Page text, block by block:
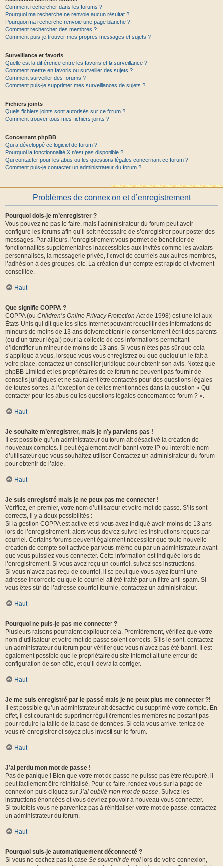
Comment rechercher dans les forums ?
Pourquoi ma recherche ne renvoie aucun résultat ?
Pourquoi ma recherche renvoie une page blanche ?!
Comment rechercher des membres ?
Comment puis-je trouver mes propres messages et sujets ?
Surveillance et favoris
Quelle est la différence entre les favoris et la surveillance ?
Comment mettre en favoris ou surveiller des sujets ?
Comment surveiller des forums ?
Comment puis-je supprimer mes surveillances de sujets ?
Fichiers joints
Quels fichiers joints sont autorisés sur ce forum ?
Comment trouver tous mes fichiers joints ?
Concernant phpBB
Qui a développé ce logiciel de forum ?
Pourquoi la fonctionnalité X n’est pas disponible ?
Qui contacter pour les abus ou les questions légales concernant ce forum ?
Comment puis-je contacter un administrateur du forum ?
Problèmes de connexion et d’enregistrement
Pourquoi dois-je m’enregistrer ?
Vous pouvez ne pas le faire, mais l’administrateur du forum peut avoir
configuré les forums afin qu’il soit nécessaire de s’enregistrer pour poster des
messages. Par ailleurs, l’enregistrement vous permet de bénéficier de
fonctionnalités supplémentaires inaccessibles aux invités comme les avatars
personnalisés, la messagerie privée, l’envoi de courriels aux autres membres,
l’adhésion à des groupes, etc. La création d’un compte est rapide et vivement
conseillée.
Haut
Que signifie COPPA ?
COPPA (ou Children’s Online Privacy Protection Actde 1998) est une loi aux
États-Unis qui dit que les sites Internet pouvant recueillir des informations de
mineurs de moins de 13 ans doivent obtenir le consentement écrit des parents
(ou d’un tuteur légal) pour la collecte de ces informations permettant
d’identifier un mineur de moins de 13 ans. Si vous n’êtes pas sûr que cela
s’applique à vous, lorsque vous vous enregistrez ou que quelqu’un le fait à
votre place, contactez un conseiller juridique pour obtenir son avis. Notez que
phpBB Limited et les propriétaires de ce forum ne peuvent pas fournir de
conseils juridiques et ne sauraient être contactés pour des questions légales
de toutes sortes, à l’exception de celles mentionnées dans la question « Qui
contacter pour les abus ou les questions légales concernant ce forum ? ».
Haut
Je souhaite m’enregistrer, mais je n’y parviens pas !
Il est possible qu’un administrateur du forum ait désactivé la création de
nouveaux comptes. Il peut également avoir banni votre IP ou interdit le nom
d’utilisateur que vous souhaitez utiliser. Contactez un administrateur du forum
pour obtenir de l’aide.
Haut
Je suis enregistré mais je ne peux pas me connecter !
Vérifiez, en premier, votre nom d’utilisateur et votre mot de passe. S’ils sont
corrects, il y a deux possibilités :
Si la gestion COPPA est active et si vous avez indiqué avoir moins de 13 ans
lors de l’enregistrement, alors vous devrez suivre les instructions reçues par
courriel. Certains forums peuvent également nécessiter que toute nouvelle
création de compte soit activée par vous-même ou par un administrateur avant
que vous puissiez vous connecter. Cette information est indiquée lors de
l’enregistrement. Si vous avez reçu un courriel, suivez ses instructions.
Si vous n’avez pas reçu de courriel, il se peut que vous ayez fourni une
adresse incorrecte ou que le courriel ait été traité par un filtre anti-spam. Si
vous êtes sûr de l’adresse courriel fournie, contactez un administrateur.
Haut
Pourquoi ne puis-je pas me connecter ?
Plusieurs raisons pourraient expliquer cela. Premièrement, vérifiez que votre
nom d’utilisateur et votre mot de passe soient corrects. S’ils le sont, contactez
un administrateur du forum pour vérifier que vous n’avez pas été banni. Il est
également possible que le propriétaire du site Internet ait une erreur de
configuration de son côté, et qu’il devra la corriger.
Haut
Je me suis enregistré par le passé mais je ne peux plus me connecter ?!
Il est possible qu’un administrateur ait désactivé ou supprimé votre compte. En
effet, il est courant de supprimer régulièrement les membres ne postant pas
pour réduire la taille de la base de données. Si cela vous arrive, tentez de
vous ré-enregistrer et soyez plus investi sur le forum.
Haut
J’ai perdu mon mot de passe !
Pas de panique ! Bien que votre mot de passe ne puisse pas être récupéré, il
peut facilement être réinitialisé. Pour ce faire, rendez vous sur la page de
connexion puis cliquez sur J’ai oublié mon mot de passe. Suivez les
instructions énoncées et vous devriez pouvoir à nouveau vous connecter.
Si toutefois vous ne parveniez pas à réinitialiser votre mot de passe, contactez
un administrateur du forum.
Haut
Pourquoi suis-je automatiquement déconnecté ?
Si vous ne cochez pas la case Se souvenir de moi lors de votre connexion,